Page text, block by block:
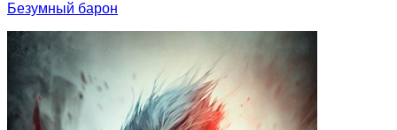
Безумный барон